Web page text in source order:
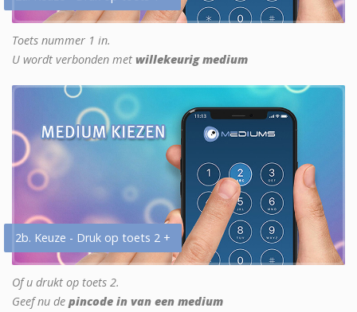
Toets nummer 1 in.
U wordt verbonden met willekeurig medium
2b. Keuze - Druk op toets 2 +
Of u drukt op toets 2.
Geef nu de pincode in van een medium